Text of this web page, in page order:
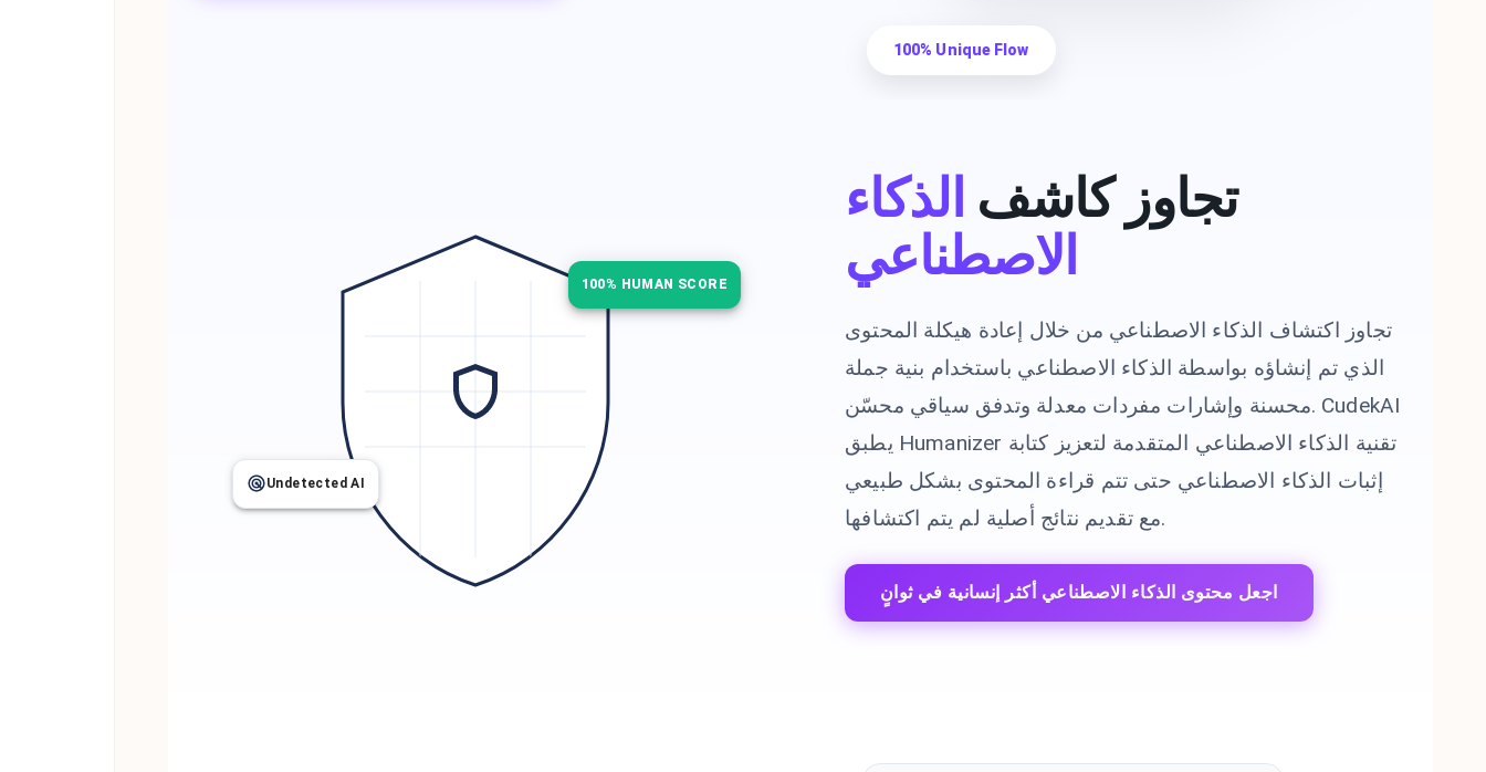
100% Unique Flow
تجاوز كاشف الذكاء
الاصطناعي
تجاوز اكتشاف الذكاء الاصطناعي من خلال إعادة هيكلة المحتوى
الذي تم إنشاؤه بواسطة الذكاء الاصطناعي باستخدام بنية جملة
محسنة وإشارات مفردات معدلة وتدفق سياقي محسّن. CudekAI
يطبق Humanizer تقنية الذكاء الاصطناعي المتقدمة لتعزيز كتابة
إثبات الذكاء الاصطناعي حتى تتم قراءة المحتوى بشكل طبيعي
مع تقديم نتائج أصلية لم يتم اكتشافها.
اجعل محتوى الذكاء الاصطناعي أكثر إنسانية في ثوانٍ
100% HUMAN SCORE
Undetected AI